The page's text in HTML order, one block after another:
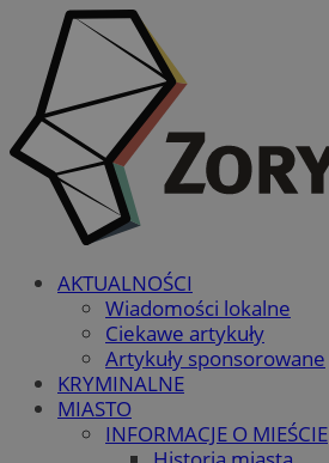
AKTUALNOŚCI
Wiadomości lokalne
Ciekawe artykuły
Artykuły sponsorowane
KRYMINALNE
MIASTO
INFORMACJE O MIEŚCIE